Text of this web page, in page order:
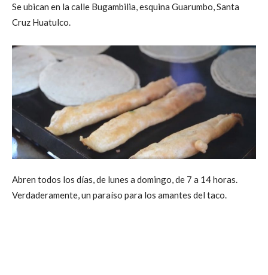
Se ubican en la calle Bugambilia, esquina Guarumbo, Santa
Cruz Huatulco.
Abren todos los días, de lunes a domingo, de 7 a 14 horas.
Verdaderamente, un paraíso para los amantes del taco.